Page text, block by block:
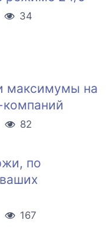
34
максимумы на
компаний
82
по
167